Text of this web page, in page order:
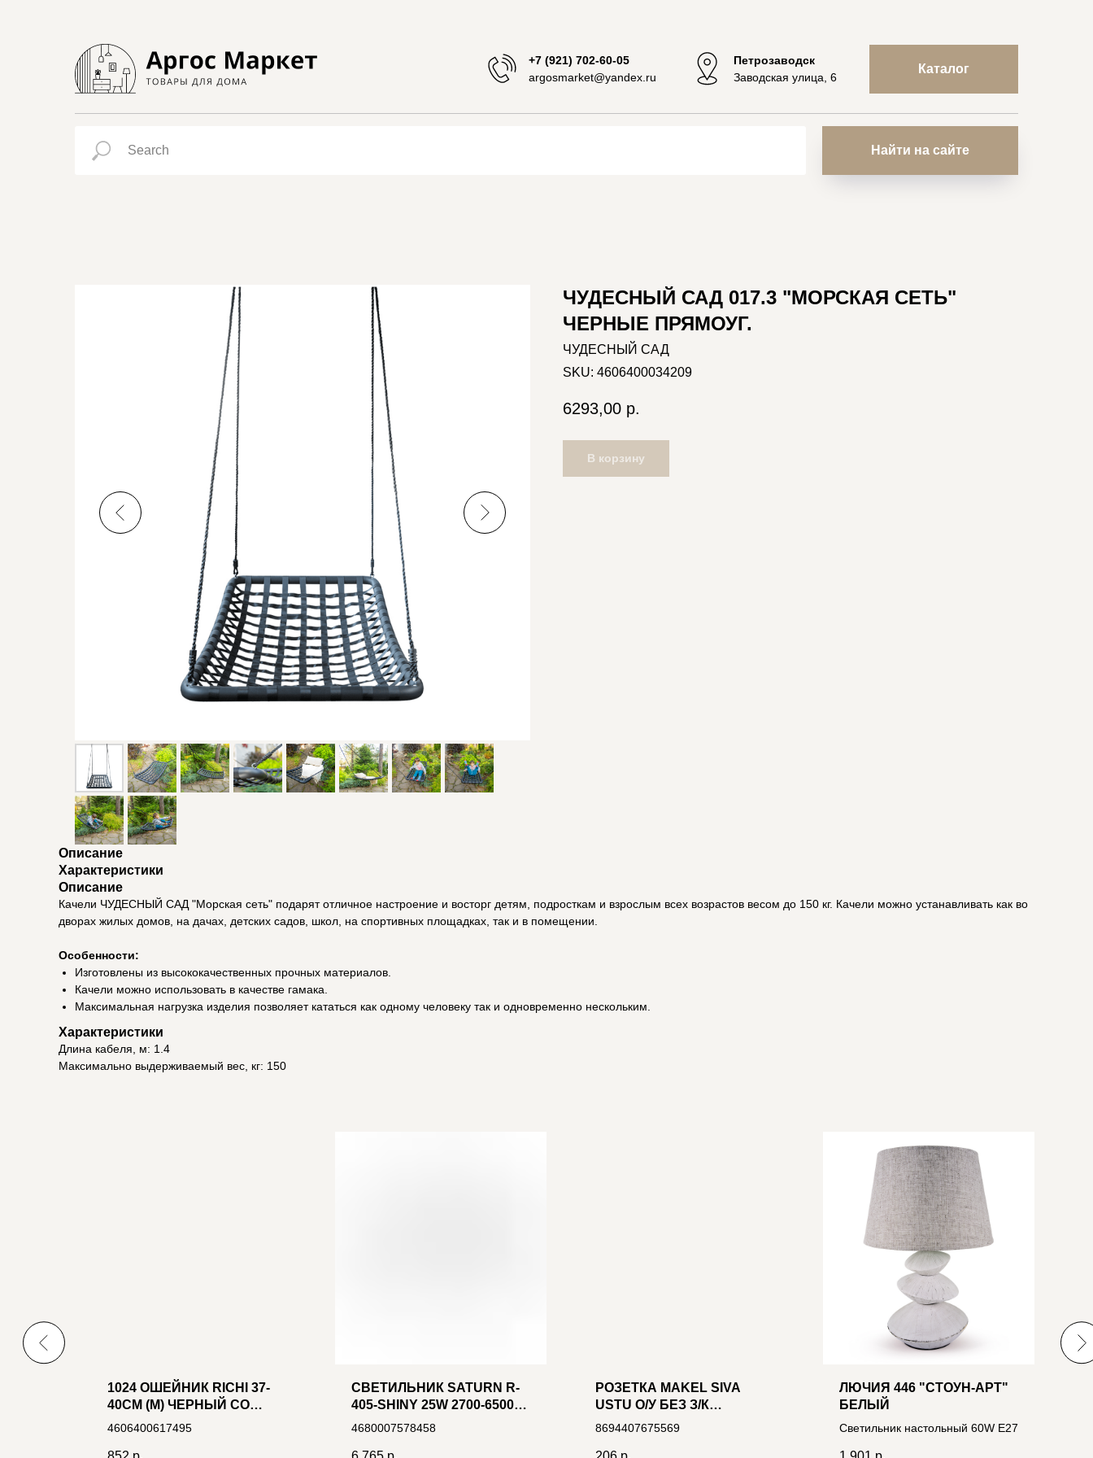
+7 (921) 702-60-05
argosmarket@yandex.ru
Петрозаводск
Заводская улица, 6
Каталог
Найти на сайте
ЧУДЕСНЫЙ САД 017.3 "МОРСКАЯ СЕТЬ"
ЧЕРНЫЕ ПРЯМОУГ.
ЧУДЕСНЫЙ САД
SKU: 4606400034209
6293,00 р.
В корзину
Описание
Характеристики
Описание
Качели ЧУДЕСНЫЙ САД "Морская сеть" подарят отличное настроение и восторг детям, подросткам и взрослым всех возрастов весом до 150 кг. Качели можно устанавливать как во
дворах жилых домов, на дачах, детских садов, школ, на спортивных площадках, так и в помещении.
Особенности:
Изготовлены из высококачественных прочных материалов.
Качели можно использовать в качестве гамака.
Максимальная нагрузка изделия позволяет кататься как одному человеку так и одновременно нескольким.
Характеристики
Длина кабеля, м: 1.4
Максимально выдерживаемый вес, кг: 150
1024 ОШЕЙНИК RICHI 37-
40СМ (M) ЧЕРНЫЙ СО
СВЕТЯЩЕЙСЯ ЛЕНТОЙ, 3
4606400617495
СВЕТИЛЬНИК SATURN R-
405-SHINY 25W 2700-6500K,
IP44 СВ/ДИОДНЫЙ НАСТ.-
4680007578458
РОЗЕТКА MAKEL SIVA
USTU О/У БЕЗ З/К
КРЕМОВАЯ, 250В 16А IP20
8694407675569
ЛЮЧИЯ 446 "СТОУН-АРТ"
БЕЛЫЙ
Светильник настольный 60W Е27